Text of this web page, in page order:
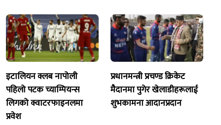
इटालियन क्लब नापोली
पहिलो पटक च्याम्पियन्स
लिगको क्वाटरफाइनलमा
प्रवेश
प्रधानमन्त्री प्रचण्ड क्रिकेट
मैदानमा पुगेर खेलाडीहरूलाई
शुभकामना आदानप्रदान